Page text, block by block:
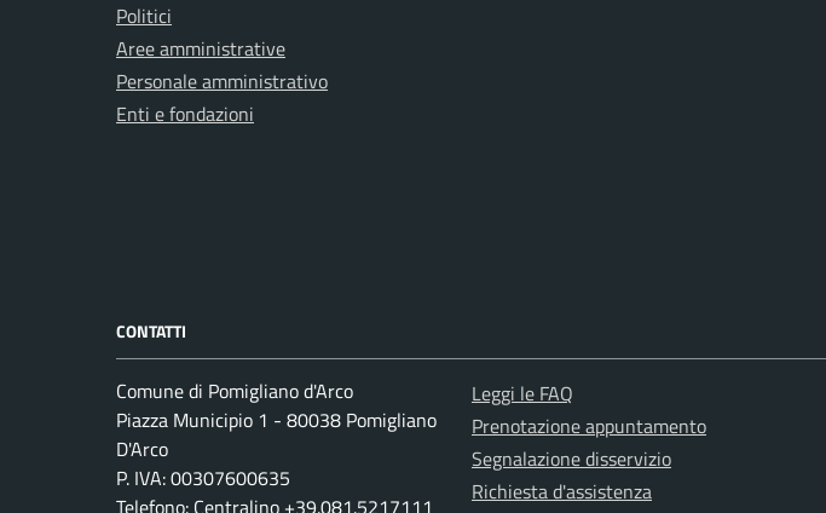
Politici
Aree amministrative
Personale amministrativo
Enti e fondazioni
CONTATTI
Comune di Pomigliano d'Arco
Piazza Municipio 1 - 80038 Pomigliano
D'Arco
P. IVA: 00307600635
Telefono: Centralino +39.081.5217111
Leggi le FAQ
Prenotazione appuntamento
Segnalazione disservizio
Richiesta d'assistenza